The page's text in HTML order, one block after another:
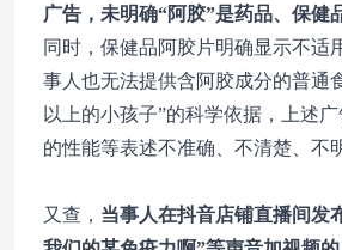
广告，未明确“阿胶”是药品、保健
同时，保健品阿胶片明确显示不适
事人也无法提供含阿胶成分的普通
以上的小孩子”的科学依据，上述
的性能等表述不准确、不清楚、不
又查， 当事人在抖音店铺直播间发